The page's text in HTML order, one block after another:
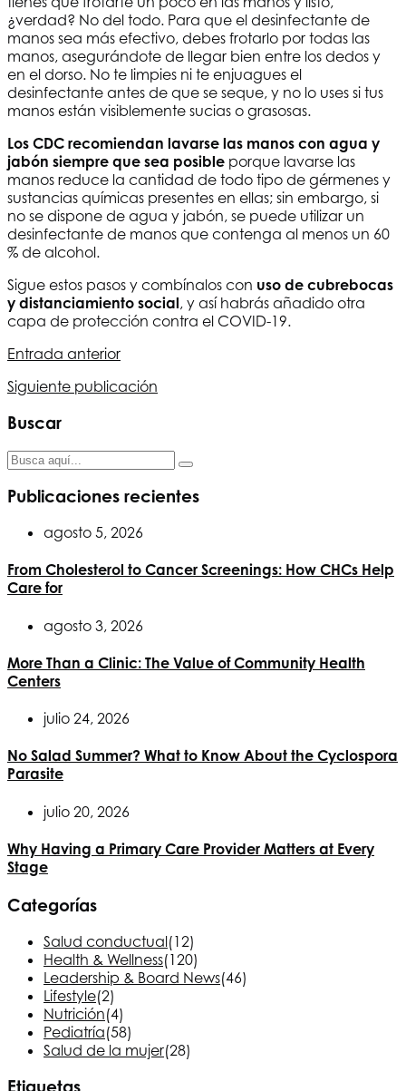
¿verdad? No del todo. Para que el desinfectante de
manos sea más efectivo, debes frotarlo por todas las
manos, asegurándote de llegar bien entre los dedos y
en el dorso. No te limpies ni te enjuagues el
desinfectante antes de que se seque, y no lo uses si tus
manos están visiblemente sucias o grasosas.
Los CDC recomiendan lavarse las manos con agua y
jabón siempre que sea posible porque lavarse las
manos reduce la cantidad de todo tipo de gérmenes y
sustancias químicas presentes en ellas; sin embargo, si
no se dispone de agua y jabón, se puede utilizar un
desinfectante de manos que contenga al menos un 60
% de alcohol.
Sigue estos pasos y combínalos con uso de cubrebocas
y distanciamiento social, y así habrás añadido otra
capa de protección contra el COVID-19.
Navegación
de
entradas
Entrada anterior
Siguiente publicación
Buscar
Publicaciones recientes
agosto 5, 2026
From Cholesterol to Cancer Screenings: How CHCs Help
Care for
agosto 3, 2026
More Than a Clinic: The Value of Community Health
Centers
julio 24, 2026
No Salad Summer? What to Know About the Cyclospora
Parasite
julio 20, 2026
Why Having a Primary Care Provider Matters at Every
Stage
Categorías
Salud conductual(12)
Health & Wellness(120)
Leadership & Board News(46)
Lifestyle(2)
Nutrición(4)
Pediatría(58)
Salud de la mujer(28)
Etiquetas